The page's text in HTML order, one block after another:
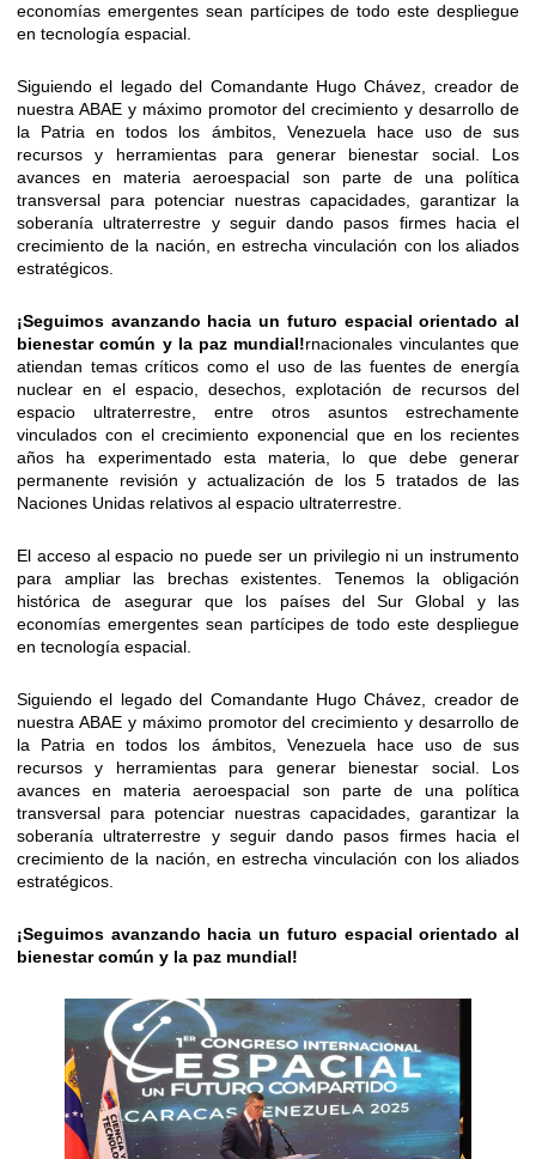
economías emergentes sean partícipes de todo este despliegue
en tecnología espacial.
Siguiendo el legado del Comandante Hugo Chávez, creador de
nuestra ABAE y máximo promotor del crecimiento y desarrollo de
la Patria en todos los ámbitos, Venezuela hace uso de sus
recursos y herramientas para generar bienestar social. Los
avances en materia aeroespacial son parte de una política
transversal para potenciar nuestras capacidades, garantizar la
soberanía ultraterrestre y seguir dando pasos firmes hacia el
crecimiento de la nación, en estrecha vinculación con los aliados
estratégicos.
¡Seguimos avanzando hacia un futuro espacial orientado al
bienestar común y la paz mundial!rnacionales vinculantes que
atiendan temas críticos como el uso de las fuentes de energía
nuclear en el espacio, desechos, explotación de recursos del
espacio ultraterrestre, entre otros asuntos estrechamente
vinculados con el crecimiento exponencial que en los recientes
años ha experimentado esta materia, lo que debe generar
permanente revisión y actualización de los 5 tratados de las
Naciones Unidas relativos al espacio ultraterrestre.
El acceso al espacio no puede ser un privilegio ni un instrumento
para ampliar las brechas existentes. Tenemos la obligación
histórica de asegurar que los países del Sur Global y las
economías emergentes sean partícipes de todo este despliegue
en tecnología espacial.
Siguiendo el legado del Comandante Hugo Chávez, creador de
nuestra ABAE y máximo promotor del crecimiento y desarrollo de
la Patria en todos los ámbitos, Venezuela hace uso de sus
recursos y herramientas para generar bienestar social. Los
avances en materia aeroespacial son parte de una política
transversal para potenciar nuestras capacidades, garantizar la
soberanía ultraterrestre y seguir dando pasos firmes hacia el
crecimiento de la nación, en estrecha vinculación con los aliados
estratégicos.
¡Seguimos avanzando hacia un futuro espacial orientado al
bienestar común y la paz mundial!